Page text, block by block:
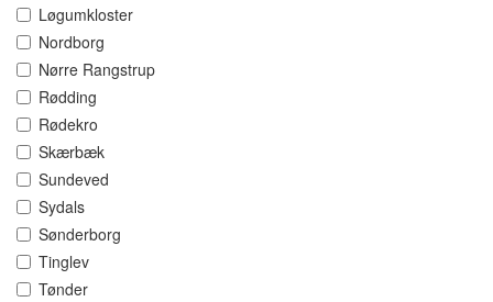
Løgumkloster
Nordborg
Nørre Rangstrup
Rødding
Rødekro
Skærbæk
Sundeved
Sydals
Sønderborg
Tinglev
Tønder